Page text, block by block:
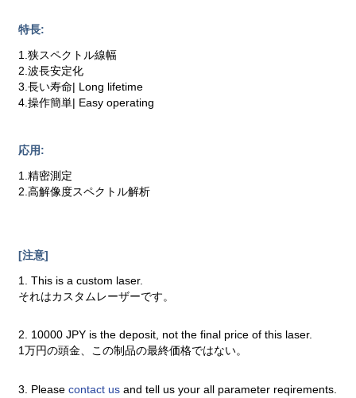
特長:
1.狭スペクトル線幅
2.波長安定化
3.長い寿命| Long lifetime
4.操作簡単| Easy operating
応用:
1.精密測定
2.高解像度スペクトル解析
[注意]
1. This is a custom laser.
それはカスタムレーザーです。
2. 10000 JPY is the deposit, not the final price of this laser.
1万円の頭金、この制品の最終価格ではない。
3. Pleasecontact usand tell us your all parameter reqirements.